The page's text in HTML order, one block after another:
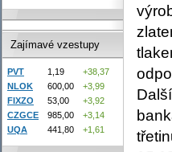
Zajímavé vzestupy
PVT 1,19
+38,37
NLOK
600,00
+3,99
FIXZO
53,00
+3,92
CZGCE
985,00
+3,14
UQA
441,80 +1,61